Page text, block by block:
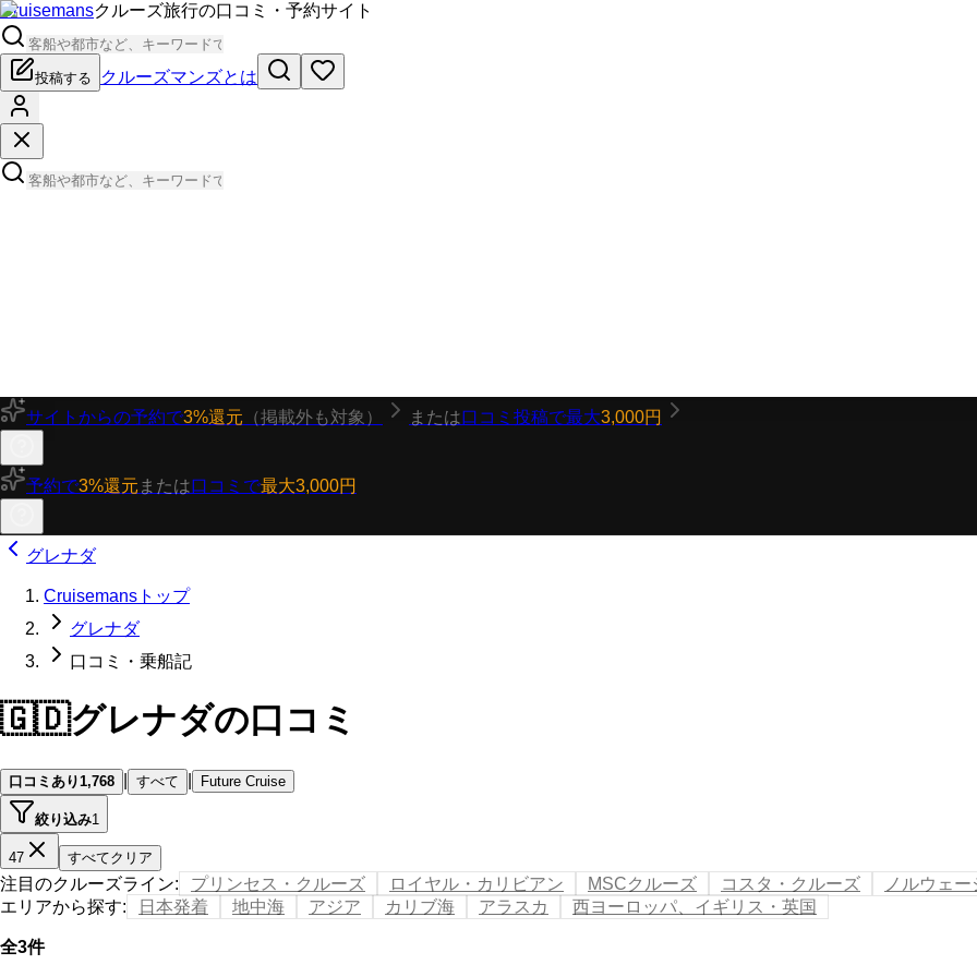
Cruisemansクルーズ旅行の口コミ・予約サイト
投稿する クルーズマンズとは
サイトからの予約で3%還元 （掲載外も対象） または口コミ投稿で最大3,000円
予約で3%還元 または口コミで最大3,000円
グレナダ
Cruisemansトップ
グレナダ
口コミ・乗船記
🇬🇩グレナダの口コミ
口コミあり1,768 すべて Future Cruise
絞り込み1
47 すべてクリア
注目のクルーズライン: プリンセス・クルーズ ロイヤル・カリビアン MSCクルーズ コスタ・クルーズ ノルウェ
エリアから探す: 日本発着 地中海 アジア カリブ海 アラスカ 西ヨーロッパ、イギリス・英国
全3件